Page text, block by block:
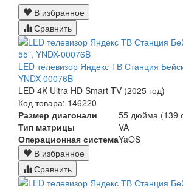
В избранное
Сравнить
LED телевизор Яндекс ТВ Станция
YNDX-00076B
LED 4K Ultra HD Smart TV (2025 год)
Код товара: 146220
Размер диагонали
55 дюйма (139
Тип матрицы
VA
Операционная системаYaOS
В избранное
Сравнить